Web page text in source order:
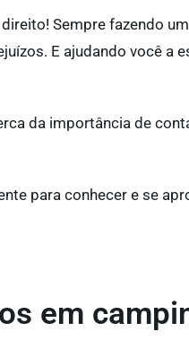
Sempre fazendo
E ajudando você a
da importância de
para conhecer e se
em